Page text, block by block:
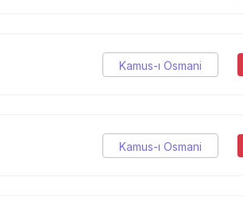
Kamus-ı Osmani
Kamus-ı Osmani